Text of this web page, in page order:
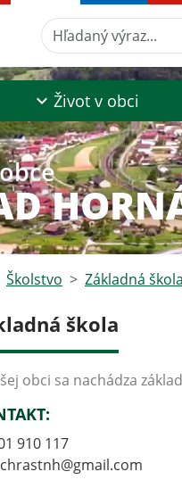
Hľadaný výraz...
Život v obci
Školstvo Základná škola
škola
obci sa nachádza
910 117